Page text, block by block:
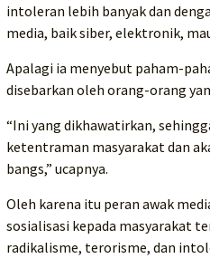
intoleran lebih banyak dan
media, baik siber, elektronik,
Apalagi ia menyebut paham-
disebarkan oleh orang-orang
“Ini yang dikhawatirkan,
ketentraman masyarakat dan
bangs,” ucapnya.
Oleh karena itu peran awak
sosialisasi kepada masyarakat
radikalisme, terorisme, dan